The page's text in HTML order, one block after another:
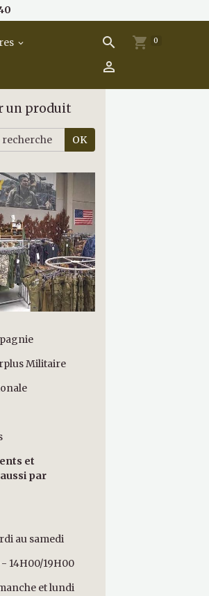
0
un produit
OK
Militaire
et
par
au samedi
14H00/19H00
et lundi